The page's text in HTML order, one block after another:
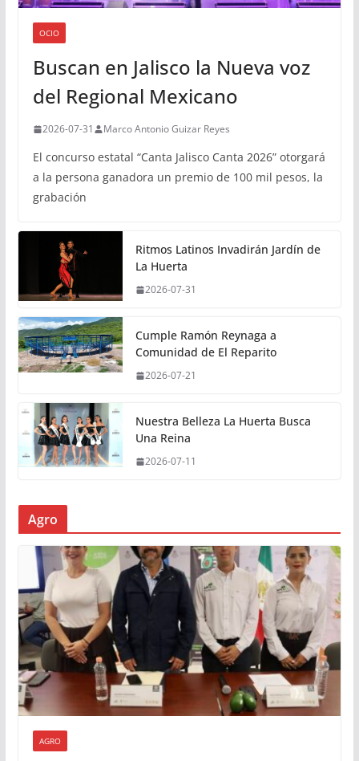
OCIO
Buscan en Jalisco la Nueva voz
del Regional Mexicano
2026-07-31 Marco Antonio Guizar Reyes
El concurso estatal “Canta Jalisco Canta 2026” otorgará
a la persona ganadora un premio de 100 mil pesos, la
grabación
Ritmos Latinos Invadirán Jardín de
La Huerta
2026-07-31
Cumple Ramón Reynaga a
Comunidad de El Reparito
2026-07-21
Nuestra Belleza La Huerta Busca
Una Reina
2026-07-11
Agro
AGRO